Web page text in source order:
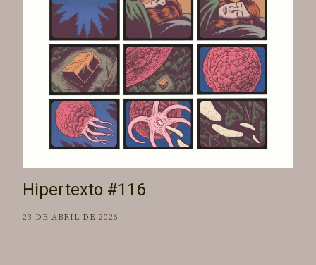
Hipertexto #116
23 DE ABRIL DE 2026